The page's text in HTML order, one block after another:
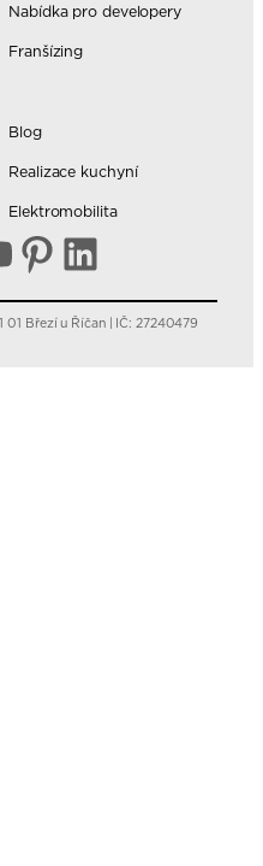
Nabídka pro developery
Franšízing
Blog
Realizace kuchyní
Elektromobilita
Pinterest
LinkedIn
01 Březí u Říčan | IČ: 27240479